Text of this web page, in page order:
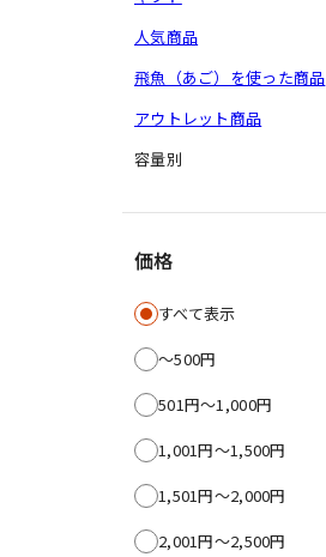
人気商品
飛魚（あご）を使った商品
アウトレット商品
容量別
価格
すべて表示
〜500円
501円〜1,000円
1,001円〜1,500円
1,501円〜2,000円
2,001円〜2,500円